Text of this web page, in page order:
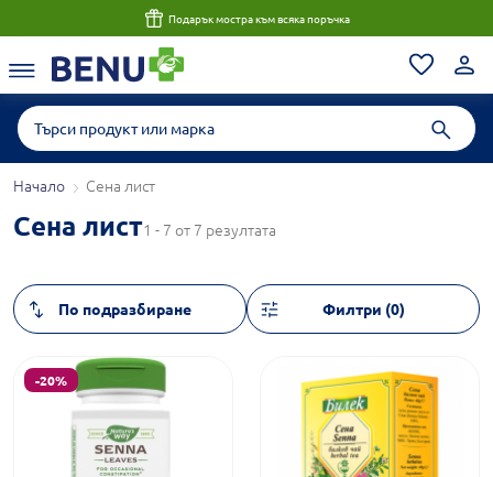
Подарък мостра към всяка поръчка
Начало Сена лист
Сена лист1 - 7 от 7 резултата
Филтри (0)
-20%